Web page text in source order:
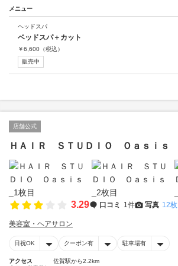
メニュー
ヘッドスパ
ベッドスパ＋カット
￥6,600 （税込）
販売中
店舗公式
ＨＡＩＲ ＳＴＵＤＩＯ Ｏａｓｉｓ
3.29 口コミ 1件 写真 12枚
美容室・ヘアサロン
日祝OK クーポン有 駐車場有
アクセス
佐賀駅から2.2km